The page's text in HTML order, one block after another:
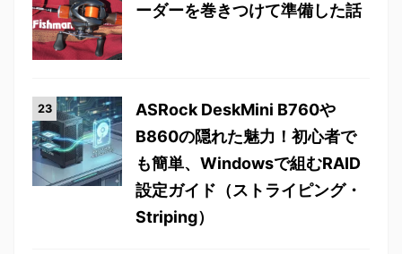
ーダーを巻きつけて準備した話
ASRock DeskMini B760や
B860の隠れた魅力！初心者で
も簡単、Windowsで組むRAID
設定ガイド（ストライピング・
Striping）